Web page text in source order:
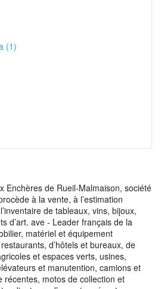
(1)
Enchères de Rueil-Malmaison, société
à la vente, à l’estimation
de tableaux, vins, bijoux,
d’art. ave - Leader français de la
matériel et équipement
d’hôtels et bureaux, de
et espaces verts, usines,
et manutention, camions et
récentes, motos de collection et